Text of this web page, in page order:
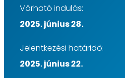
Várható indulás:
2025. június 28.
Jelentkezési határidő:
2025. június 22.